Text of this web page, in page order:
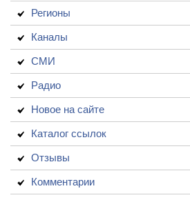
Регионы
Каналы
СМИ
Радио
Новое на сайте
Каталог ссылок
Отзывы
Комментарии